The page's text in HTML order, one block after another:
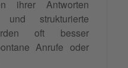
ihrer Antworten
strukturierte
oft besser
Anrufe oder